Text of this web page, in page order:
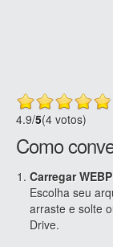
4.9/5(4 votos)
Como
Carregar
Escolha seu
arraste e solte
Drive.